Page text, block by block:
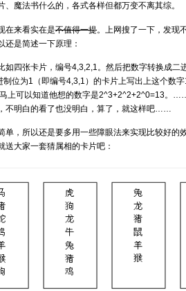
、魔法书什么的，各式各样但都万变不离其综。
在来看实在是不值得一提。上网搜了一下，发现
是简述一下原理：
如四张卡片，编号4,3,2,1。然后把数字转换成二
位为1（即编号4,3,1）的卡片上写出上这个数
上可以知道他想的数字是2^3+2^2+2^0=13。
不明白的看了也没明白，算了，就这样吧……
单，所以还是要多用一些障眼法来实现比较好的
送大家一套猜属相的卡片吧：